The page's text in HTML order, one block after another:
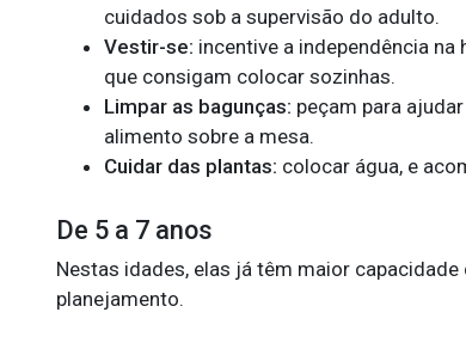
cuidados sob a supervisão do adulto.
Vestir-se: incentive a independência
que consigam colocar sozinhas.
Limpar as bagunças: peçam para
alimento sobre a mesa.
Cuidar das plantas: colocar água, e
De 5 a 7 anos
Nestas idades, elas já têm maior
planejamento.